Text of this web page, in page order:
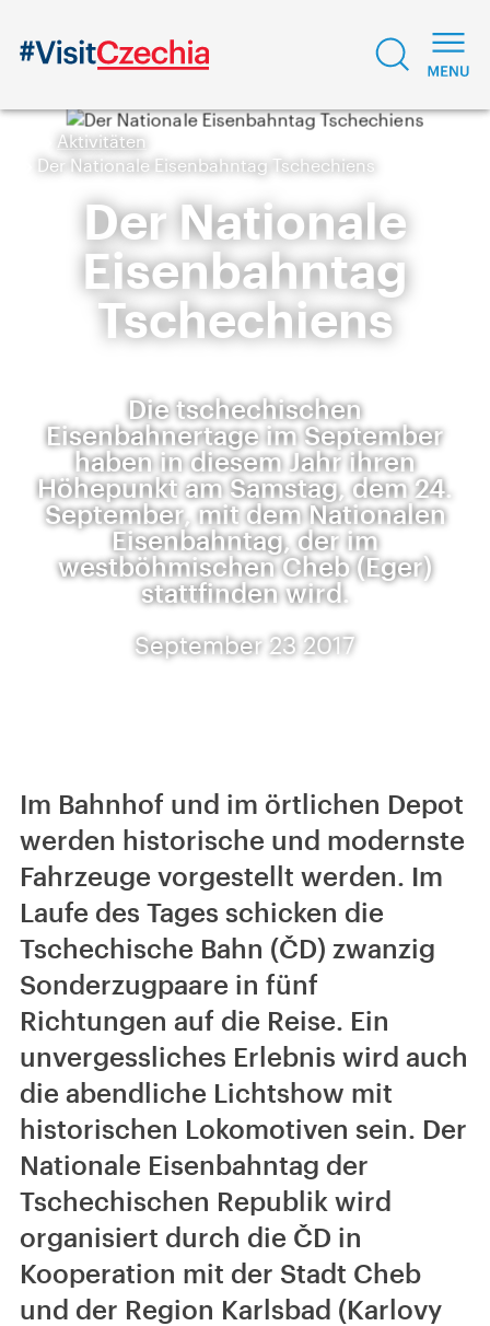
Aktivitäten
Der Nationale Eisenbahntag Tschechiens
Der Nationale
Eisenbahntag
Tschechiens
Die tschechischen
Eisenbahnertage im September
haben in diesem Jahr ihren
Höhepunkt am Samstag, dem 24.
September, mit dem Nationalen
Eisenbahntag, der im
westböhmischen Cheb (Eger)
stattfinden wird.
September 23 2017
Im Bahnhof und im örtlichen Depot
werden historische und modernste
Fahrzeuge vorgestellt werden. Im
Laufe des Tages schicken die
Tschechische Bahn (ČD) zwanzig
Sonderzugpaare in fünf
Richtungen auf die Reise. Ein
unvergessliches Erlebnis wird auch
die abendliche Lichtshow mit
historischen Lokomotiven sein. Der
Nationale Eisenbahntag der
Tschechischen Republik wird
organisiert durch die ČD in
Kooperation mit der Stadt Cheb
und der Region Karlsbad (Karlovy